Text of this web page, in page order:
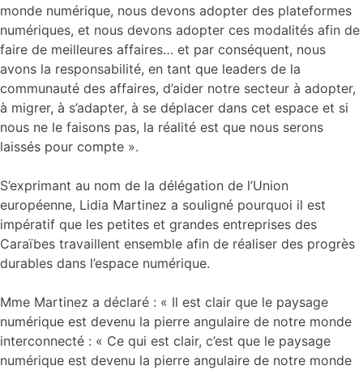
monde numérique, nous devons adopter des plateformes
numériques, et nous devons adopter ces modalités afin de
faire de meilleures affaires… et par conséquent, nous
avons la responsabilité, en tant que leaders de la
communauté des affaires, d’aider notre secteur à adopter,
à migrer, à s’adapter, à se déplacer dans cet espace et si
nous ne le faisons pas, la réalité est que nous serons
laissés pour compte ».
S’exprimant au nom de la délégation de l’Union
européenne, Lidia Martinez a souligné pourquoi il est
impératif que les petites et grandes entreprises des
Caraïbes travaillent ensemble afin de réaliser des progrès
durables dans l’espace numérique.
Mme Martinez a déclaré : « Il est clair que le paysage
numérique est devenu la pierre angulaire de notre monde
interconnecté : « Ce qui est clair, c’est que le paysage
numérique est devenu la pierre angulaire de notre monde